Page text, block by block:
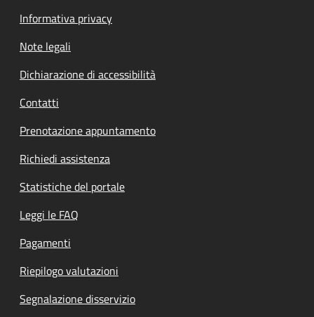
Informativa privacy
Note legali
Dichiarazione di accessibilità
Contatti
Prenotazione appuntamento
Richiedi assistenza
Statistiche del portale
Leggi le FAQ
Pagamenti
Riepilogo valutazioni
Segnalazione disservizio